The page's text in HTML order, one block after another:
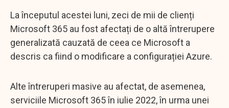
La începutul acestei luni, zeci de mii de clienți
Microsoft 365 au fost afectați de o altă întrerupere
generalizată cauzată de ceea ce Microsoft a
descris ca fiind o modificare a configurației Azure.
Alte întreruperi masive au afectat, de asemenea,
serviciile Microsoft 365 în iulie 2022, în urma unei